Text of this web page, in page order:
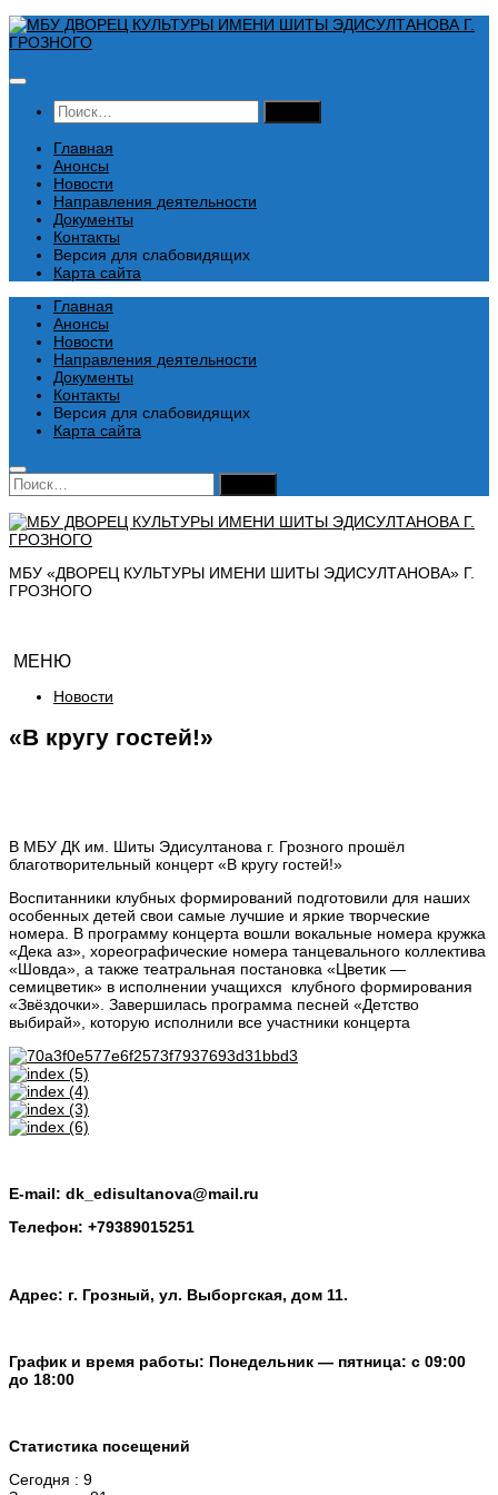
Перейти
к
Найти:
Главная
Анонсы
Новости
Направления деятельности
Документы
Контакты
Версия для слабовидящих
Карта сайта
Главная
Анонсы
Новости
Направления деятельности
Документы
Контакты
Версия для слабовидящих
Карта сайта
Найти:
МБУ «ДВОРЕЦ КУЛЬТУРЫ ИМЕНИ ШИТЫ ЭДИСУЛТАНОВА» Г.
ГРОЗНОГО
МЕНЮ
Новости
«В кругу гостей!»
В МБУ ДК им. Шиты Эдисултанова г. Грозного прошёл
благотворительный концерт «В кругу гостей!»
Воспитанники клубных формирований подготовили для наших
особенных детей свои самые лучшие и яркие творческие
номера. В программу концерта вошли вокальные номера кружка
«Дека аз», хореографические номера танцевального коллектива
«Шовда», а также театральная постановка «Цветик —
семицветик» в исполнении учащихся клубного формирования
«Звёздочки». Завершилась программа песней «Детство
выбирай», которую исполнили все участники концерта
E-mail: dk_edisultanova@mail.ru
Телефон: +79389015251
Адрес: г. Грозный, ул. Выборгская, дом 11.
График и время работы: Понедельник — пятница: с 09:00
до 18:00
Статистика посещений
Сегодня : 9